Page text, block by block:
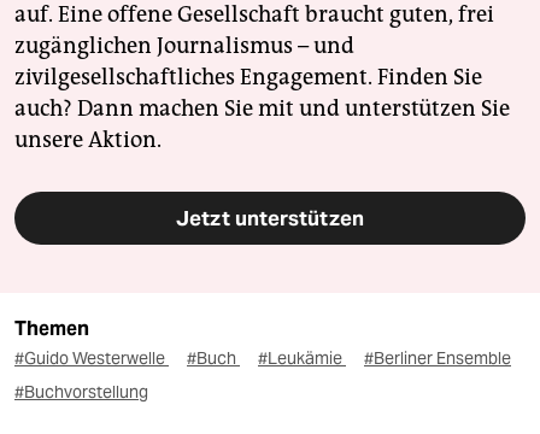
auf. Eine offene Gesellschaft braucht guten, frei
zugänglichen Journalismus – und
zivilgesellschaftliches Engagement. Finden Sie
auch? Dann machen Sie mit und unterstützen Sie
unsere Aktion.
Jetzt unterstützen
Themen
#Guido Westerwelle #Buch #Leukämie
#Berliner Ensemble
#Buchvorstellung